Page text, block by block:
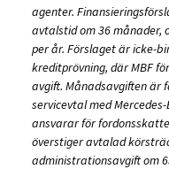
agenter.
avtalstid om 36 månader,
per år. Förslaget är icke-
kreditprövning, där MBF
avgift. Månadsavgiften är
servicevtal med
ansvarar för
överstiger avtalad
administrationsavgift om